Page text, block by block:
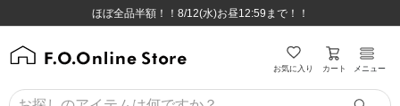
8,800円(税込)以上のお買い物で送料無料♪
ほぼ全品半額！！8/12(水)お昼12:59まで！！
8,800円(税込)以上のお買い物で送料無料♪
ほぼ全品半額！！8/12(水)お昼12:59まで！！
お気に入り カート メニュー